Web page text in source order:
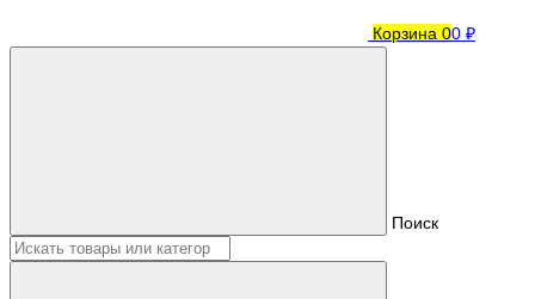
Корзина 00 ₽
Поиск